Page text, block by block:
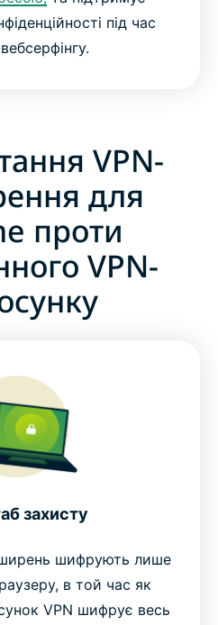
під час
VPN-
для
проти
VPN-
захисту
шифрують лише
в той час як
VPN шифрує весь